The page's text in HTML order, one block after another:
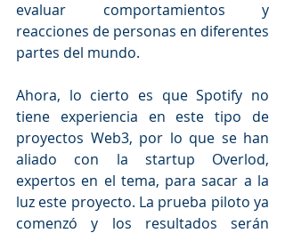
evaluar comportamientos y
reacciones de personas en diferentes
partes del mundo.
Ahora, lo cierto es que Spotify no
tiene experiencia en este tipo de
proyectos Web3, por lo que se han
aliado con la startup Overlod,
expertos en el tema, para sacar a la
luz este proyecto. La prueba piloto ya
comenzó y los resultados serán